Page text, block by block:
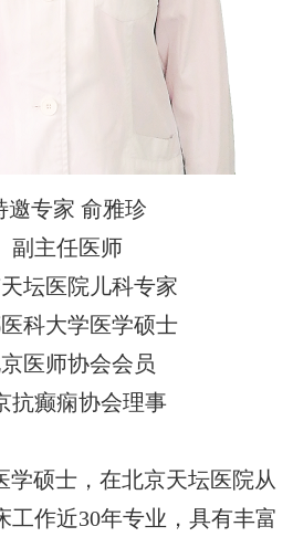
邀专家 俞雅珍
副主任医师
坛医院儿科专家
科大学医学硕士
医师协会会员
抗癫痫协会理事
学硕士，在北京天坛医院从
工作近30年专业，具有丰富